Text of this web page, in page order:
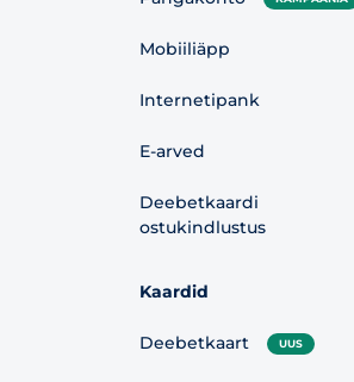
Mobiiliäpp
Internetipank
E-arved
Deebetkaardi
ostukindlustus
Kaardid
Deebetkaart UUS